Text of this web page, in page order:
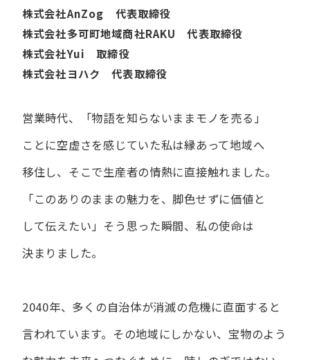
株式会社AnZog 代表取締役
株式会社多可町地域商社RAKU 代表取締役
株式会社Yui 取締役
株式会社ヨハク 代表取締役
営業時代、​「物語を​知らないまま​モノを​売る」
ことに​空虚さを​感じていた​私は縁あって​地域へ​
移住し、​そこで​生産者の​情熱に​直接触れました。
「この​ありの​ままの​魅力を、​脚色せずに​価値と​
して​伝えたい」 そう​思った​瞬間、​私の​使命は​
決まりました。
2040年、多くの自治体が消滅の危機に直面すると
言われています。 その地域にしかない、宝物のよう